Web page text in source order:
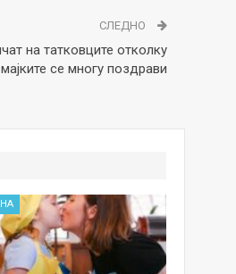
СЛЕДНО
на татковците отколку
се многу поздрави